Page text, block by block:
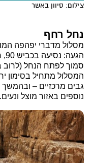
צילום: סיוון באשר
נחל רחף
מסלול מדברי יפהפה
סמוך לפתח הנחל (לרוב באזור
המסלול מתחיל בסימון
גבים מרכזיים –
נוספים באזור מוצל ונעים.